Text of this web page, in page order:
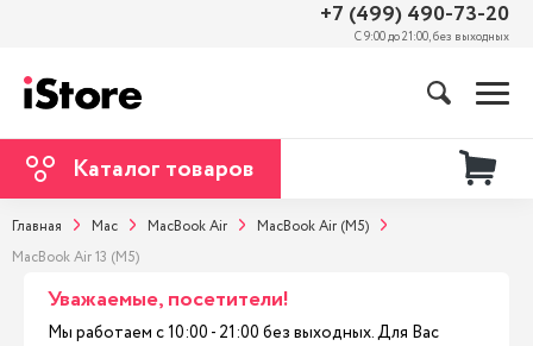
+7 (499) 490-73-20
С 9:00 до 21:00, без выходных
Каталог товаров
Главная Mac MacBook Air
MacBook Air (M5)
MacBook Air 13 (M5)
Уважаемые, посетители!
Мы работаем с 10:00 - 21:00 без выходных. Для Вас